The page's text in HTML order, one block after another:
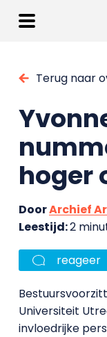
Terug naar
hoger
DoorArchief
Leestijd:2
reageer
Universiteit
invloedrijke